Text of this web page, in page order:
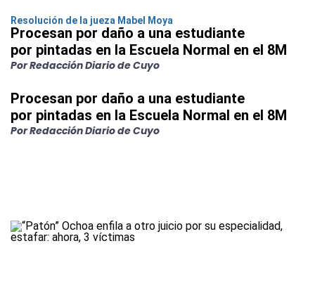
Resolución de la jueza Mabel Moya
Procesan por daño a una estudiante
por pintadas en la Escuela Normal en el 8M
Por Redacción Diario de Cuyo
Procesan por daño a una estudiante
por pintadas en la Escuela Normal en el 8M
Por Redacción Diario de Cuyo